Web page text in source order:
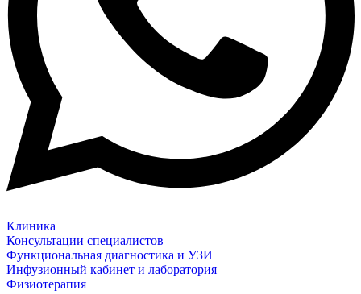
Клиника
Консультации специалистов
Функциональная диагностика и УЗИ
Инфузионный кабинет и лаборатория
Физиотерапия